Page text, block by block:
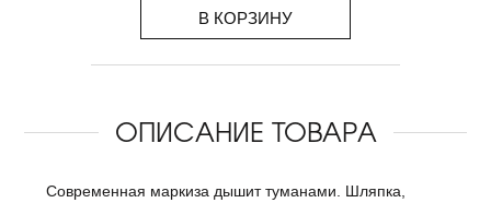
В КОРЗИНУ
ОПИСАНИЕ ТОВАРА
Современная маркиза дышит туманами. Шляпка,